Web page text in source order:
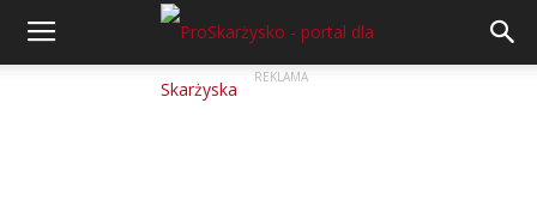
REKLAMA